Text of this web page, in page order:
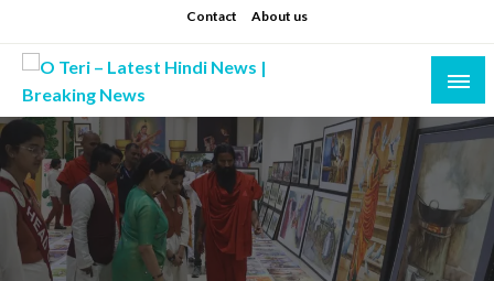
to
content
Contact About us
O Teri – Latest Hindi News | Breaking News
Prashant sharma (shastri)